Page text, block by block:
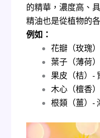
的精華，濃度高、
精油也是從植物的
例如：
花瓣（玫瑰
葉子（薄荷
果皮（桔）-
木心（檀香
根類（薑）-